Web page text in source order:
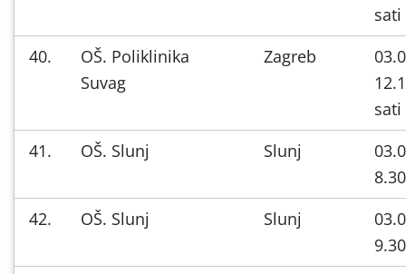
sati
40.
OŠ. Poliklinika
Suvag
Zagreb
sati
41.
OŠ. Slunj Slunj
42.
OŠ. Slunj Slunj